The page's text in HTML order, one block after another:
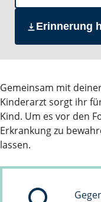
Erinnerung
Gemeinsam mit
Kinderarzt sorgt ihr
Kind. Um es vor den
Erkrankung zu
lassen.